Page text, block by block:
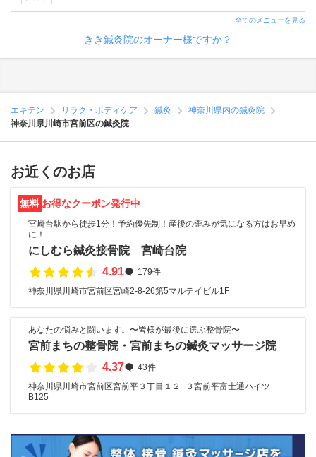
全てのメニューを見る
きき鍼灸院のオーナー様ですか？
エキテン リラク・ボディケア 鍼灸
神奈川県内の鍼灸院
神奈川県川崎市宮前区の鍼灸院
お近くのお店
無料 お得なクーポン発行中
宮崎台駅から徒歩1分！予約優先制！産後の歪みが気になる方はお早め
に！
にしむら鍼灸接骨院 宮崎台院
4.91
179件
神奈川県川崎市宮前区宮崎2-8-26第5マルテイビル1F
あなたの悩みと闘います。〜皆様が最後に選ぶ整骨院〜
宮前まちの整骨院・宮前まちの鍼灸マッサージ院
4.37
43件
神奈川県川崎市宮前区宮前平３丁目１２−３宮前平富士通ハイツ
B125